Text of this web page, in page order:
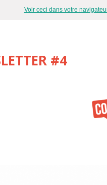
Voir ceci dans votre
#4